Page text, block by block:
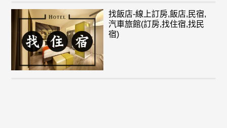
找飯店-線上訂房,飯店,民宿,
汽車旅館(訂房,找住宿,找民
宿)